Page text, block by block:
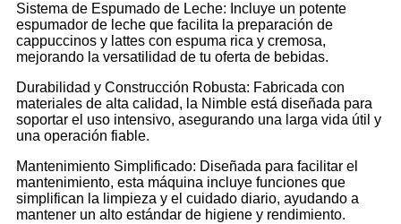
Sistema de Espumado de Leche: Incluye un potente
espumador de leche que facilita la preparación de
cappuccinos y lattes con espuma rica y cremosa,
mejorando la versatilidad de tu oferta de bebidas.
Durabilidad y Construcción Robusta: Fabricada con
materiales de alta calidad, la Nimble está diseñada para
soportar el uso intensivo, asegurando una larga vida útil y
una operación fiable.
Mantenimiento Simplificado: Diseñada para facilitar el
mantenimiento, esta máquina incluye funciones que
simplifican la limpieza y el cuidado diario, ayudando a
mantener un alto estándar de higiene y rendimiento.